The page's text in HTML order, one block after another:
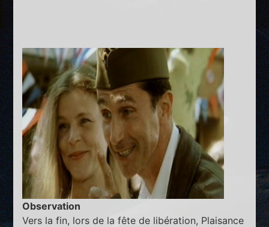
Observation
Vers la fin, lors de la fête de libération, Plaisance